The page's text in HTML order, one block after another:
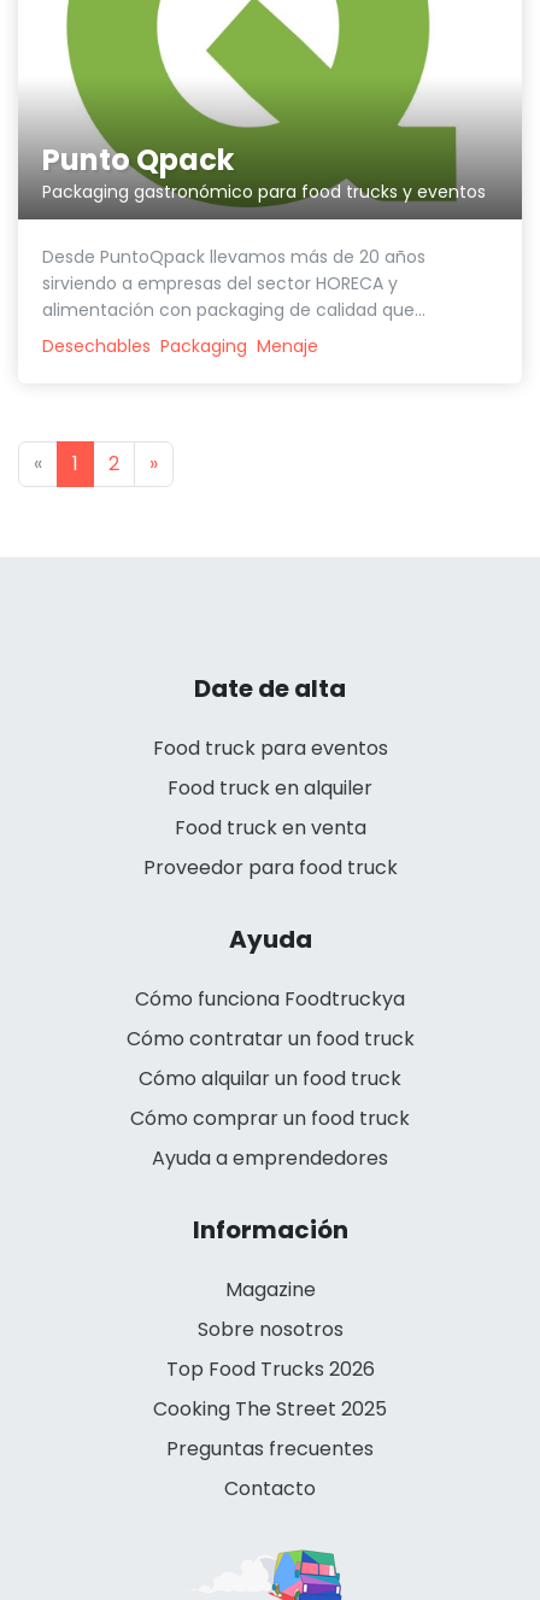
Punto Qpack
Packaging gastronómico para food trucks y eventos
Desde PuntoQpack llevamos más de 20 años
sirviendo a empresas del sector HORECA y
alimentación con packaging de calidad que...
Desechables Packaging Menaje
«Previous
1 2 »Next
Date de alta
Food truck para eventos
Food truck en alquiler
Food truck en venta
Proveedor para food truck
Ayuda
Cómo funciona Foodtruckya
Cómo contratar un food truck
Cómo alquilar un food truck
Cómo comprar un food truck
Ayuda a emprendedores
Información
Magazine
Sobre nosotros
Top Food Trucks 2026
Cooking The Street 2025
Preguntas frecuentes
Contacto